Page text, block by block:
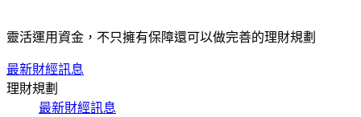
靈活運用資金，不只擁有保障還可以做完善的理財規劃
最新財經訊息
理財規劃
最新財經訊息